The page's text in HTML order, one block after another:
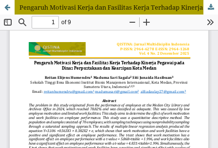
Pengaruh Motivasi Kerja dan Fasilitas Kerja Terhadap Kinerja Pegawai pada Dinas Perpustakaan dan Kearsipan Kota Medan